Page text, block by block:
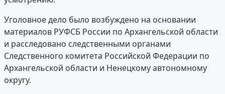
Уголовное дело было возбуждено на основании
материалов РУФСБ России по Архангельской области
и расследовано следственными органами
Следственного комитета Российской Федерации по
Архангельской области и Ненецкому автономному
округу.